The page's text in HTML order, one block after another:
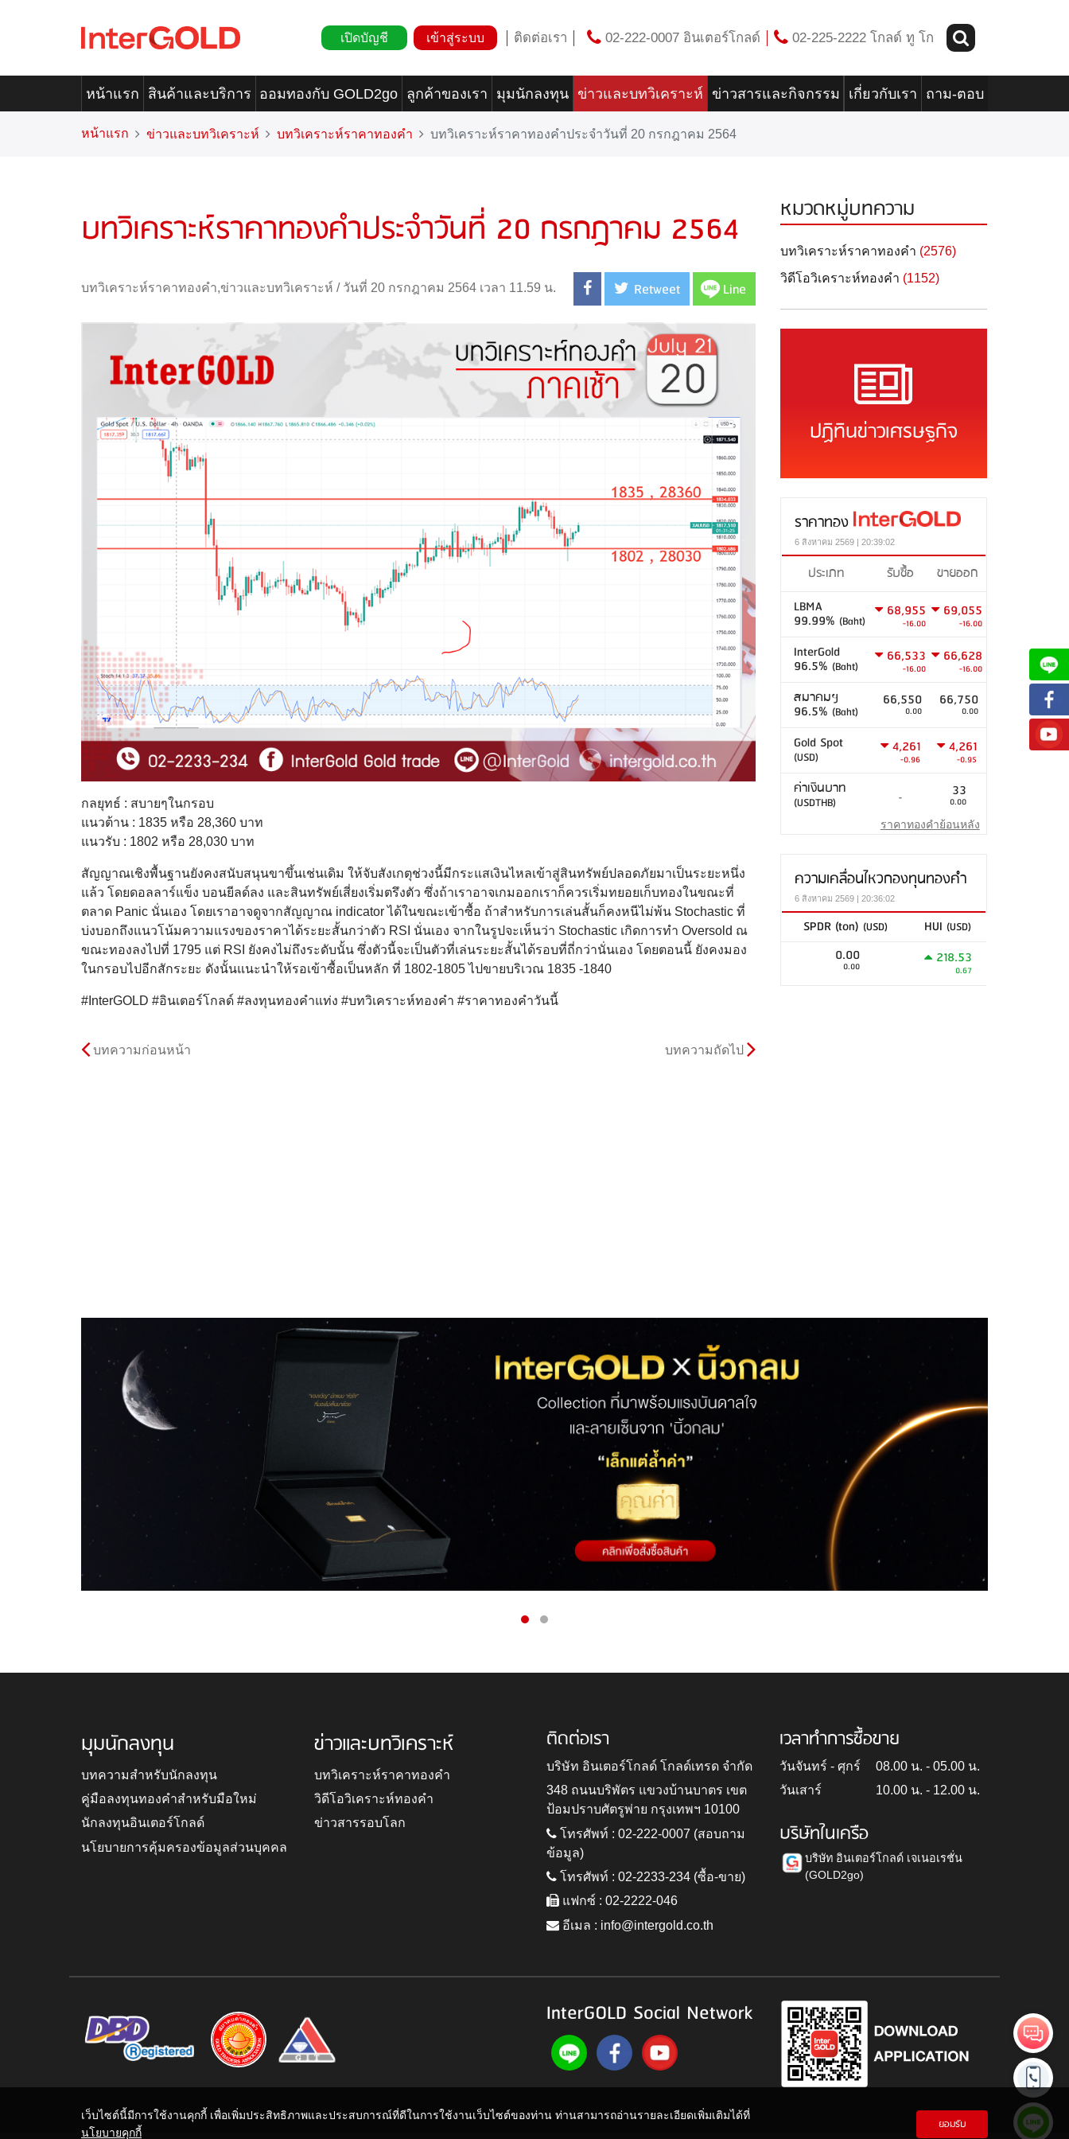
เปิดบัญชี เข้าสู่ระบบ ติดต่อเรา 02-222-0007 อินเตอร์โกลด์ 02-225-2222 โกลด์ ทู โก
หน้าแรก สินค้าและบริการ ออมทองกับ GOLD2go ลูกค้าของเรา มุมนักลงทุน ข่าวและบทวิเคราะห์ ข่าวสารและกิจกรรม เกี่ยวกับเรา ถาม-ตอบ
หน้าแรก ข่าวและบทวิเคราะห์ บทวิเคราะห์ราคาทองคำ บทวิเคราะห์ราคาทองคำประจำวันที่ 20 กรกฎาคม 2564
บทวิเคราะห์ราคาทองคำประจำวันที่ 20 กรกฎาคม 2564
บทวิเคราะห์ราคาทองคำ,ข่าวและบทวิเคราะห์ / วันที่ 20 กรกฎาคม 2564 เวลา 11.59 น. Retweet Line
กลยุทธ์ : สบายๆในกรอบ
แนวต้าน : 1835 หรือ 28,360 บาท
แนวรับ : 1802 หรือ 28,030 บาท
สัญญาณเชิงพื้นฐานยังคงสนับสนุนขาขึ้นเช่นเดิม ให้จับสังเกตุช่วงนี้มีกระแสเงินไหลเข้าสู่สินทรัพย์ปลอดภัยมาเป็นระยะหนึ่ง
แล้ว โดยดอลลาร์แข็ง บอนยีลด์ลง และสินทรัพย์เสี่ยงเริ่มตรึงตัว ซึ่งถ้าเราอาจเกมออกเราก็ควรเริ่มทยอยเก็บทองในขณะที่
ตลาด Panic นั่นเอง โดยเราอาจดูจากสัญญาณ indicator ได้ในขณะเข้าซื้อ ถ้าสำหรับการเล่นสั้นก็คงหนีไม่พ้น Stochastic ที่
บ่งบอกถึงแนวโน้มความแรงของราคาได้ระยะสั้นกว่าตัว RSI นั่นเอง จากในรูปจะเห็นว่า Stochastic เกิดการทำ Oversold ณ
ขณะทองลงไปที่ 1795 แต่ RSI ยังคงไม่ถึงระดับนั้น ซึ่งตัวนี้จะเป็นตัวที่เล่นระยะสั้นได้รอบที่ถี่กว่านั่นเอง โดยตอนนี้ ยังคงมอง
ในกรอบไปอีกสักระยะ ดังนั้นแนะนำให้รอเข้าซื้อเป็นหลัก ที่ 1802-1805 ไปขายบริเวณ 1835 -1840
#InterGOLD #อินเตอร์โกลด์ #ลงทุนทองคำแท่ง #บทวิเคราะห์ทองคำ #ราคาทองคำวันนี้
บทความก่อนหน้า บทความถัดไป
หมวดหมู่บทความ
บทวิเคราะห์ราคาทองคำ (2576)
วิดีโอวิเคราะห์ทองคำ (1152)
ปฏิทินข่าวเศรษฐกิจ
ราคาทอง
6 สิงหาคม 2569 | 20:39:02
ประเภท รับซื้อ
ขายออก
LBMA
99.99% (Baht)
68,955
-16.00
69,055
-16.00
InterGold
96.5% (Baht)
66,533
-16.00
66,628
-16.00
สมาคมฯ
96.5% (Baht)
66,550
0.00
66,750
0.00
Gold Spot
(USD)
4,261
-0.96
4,261
-0.95
ค่าเงินบาท
(USDTHB) - 33
0.00
ราคาทองคำย้อนหลัง
ความเคลื่อนไหวกองทุนทองคำ
6 สิงหาคม 2569 | 20:36:02
SPDR (ton) (USD) HUI (USD)
0.00
0.00 218.53
0.67
มุมนักลงทุน
บทความสำหรับนักลงทุน
คู่มือลงทุนทองคำสำหรับมือใหม่
นักลงทุนอินเตอร์โกลด์
นโยบายการคุ้มครองข้อมูลส่วนบุคคล
ข่าวและบทวิเคราะห์
บทวิเคราะห์ราคาทองคำ
วิดีโอวิเคราะห์ทองคำ
ข่าวสารรอบโลก
ติดต่อเรา
บริษัท อินเตอร์โกลด์ โกลด์เทรด จำกัด
348 ถนนบริพัตร แขวงบ้านบาตร เขต
ป้อมปราบศัตรูพ่าย กรุงเทพฯ 10100
โทรศัพท์ : 02-222-0007 (สอบถาม
ข้อมูล)
โทรศัพท์ : 02-2233-234 (ซื้อ-ขาย)
แฟกซ์ : 02-2222-046
อีเมล : info@intergold.co.th
เวลาทำการซื้อขาย
วันจันทร์ - ศุกร์
08.00 น. - 05.00 น.
วันเสาร์
10.00 น. - 12.00 น.
บริษัทในเครือ
บริษัท อินเตอร์โกลด์ เจเนอเรชั่น
(GOLD2go)
InterGOLD Social Network
เว็บไซต์นี้มีการใช้งานคุกกี้ เพื่อเพิ่มประสิทธิภาพและประสบการณ์ที่ดีในการใช้งานเว็บไซต์ของท่าน ท่านสามารถอ่านรายละเอียดเพิ่มเติมได้ที่
นโยบายคุกกี้
ยอมรับ